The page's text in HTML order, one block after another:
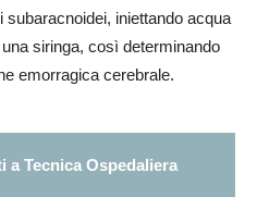
iniettando acqua
siringa, così determinando
emorragica cerebrale.
a Tecnica Ospedaliera